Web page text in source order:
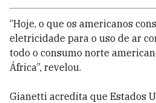
“Hoje, o que os americanos
eletricidade para o uso de ar
todo o consumo norte
África”, revelou.
Gianetti acredita que Estados